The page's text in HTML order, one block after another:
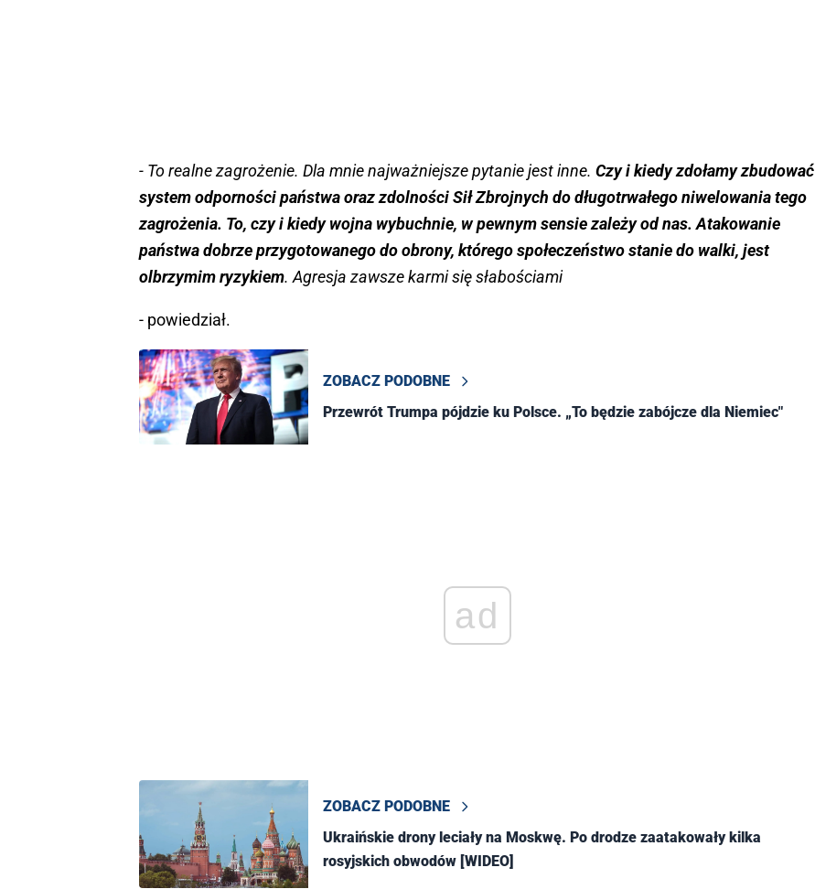
- To realne zagrożenie. Dla mnie najważniejsze pytanie jest inne. Czy i kiedy zdołamy zbudować
system odporności państwa oraz zdolności Sił Zbrojnych do długotrwałego niwelowania tego
zagrożenia. To, czy i kiedy wojna wybuchnie, w pewnym sensie zależy od nas. Atakowanie
państwa dobrze przygotowanego do obrony, którego społeczeństwo stanie do walki, jest
olbrzymim ryzykiem. Agresja zawsze karmi się słabościami
- powiedział.
ZOBACZ PODOBNE
Przewrót Trumpa pójdzie ku Polsce. „To będzie zabójcze dla Niemiec"
ad
ZOBACZ PODOBNE
Ukraińskie drony leciały na Moskwę. Po drodze zaatakowały kilka
rosyjskich obwodów [WIDEO]